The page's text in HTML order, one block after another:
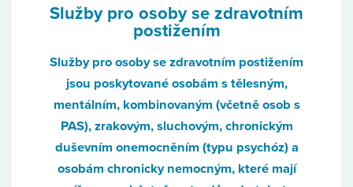
Služby pro osoby se zdravotním
postižením
Služby pro osoby se zdravotním postižením
jsou poskytované osobám s tělesným,
mentálním, kombinovaným (včetně osob s
PAS), zrakovým, sluchovým, chronickým
duševním onemocněním (typu psychóz) a
osobám chronicky nemocným, které mají